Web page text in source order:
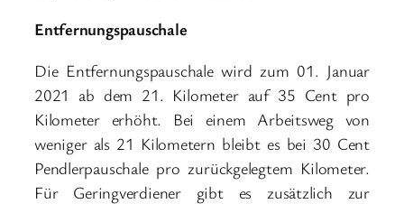
Entfernungspauschale
Die Entfernungspauschale wird zum 01. Januar
2021 ab dem 21. Kilometer auf 35 Cent pro
Kilometer erhöht. Bei einem Arbeitsweg von
weniger als 21 Kilometern bleibt es bei 30 Cent
Pendlerpauschale pro zurückgelegtem Kilometer.
Für Geringverdiener gibt es zusätzlich zur